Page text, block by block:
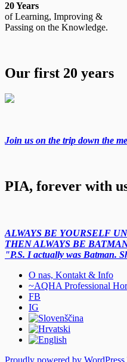
20 Years
of Learning, Improving &
Passing on the Knowledge.
Our first 20 years
Join us on the trip down the
PIA, forever with
ALWAYS BE YOURSELF
THEN ALWAYS BE
"P.S. I actually was Batman.
O nas, Kontakt & Info
~AQHA Professional
FB
IG
Proudly powered by WordPress